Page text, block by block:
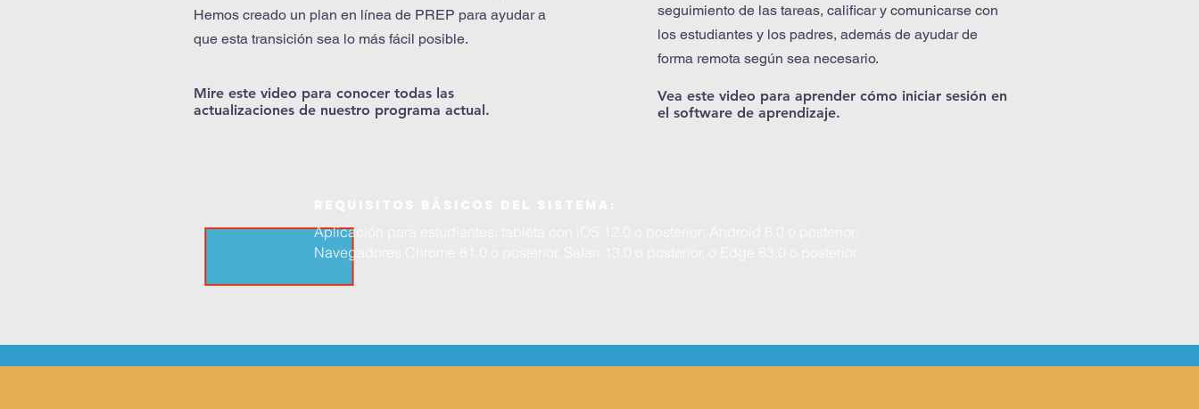
Hemos creado un plan en línea de PREP para ayudar a
que esta transición sea lo más fácil posible.
Mire este video para conocer todas las
actualizaciones de nuestro programa actual.
seguimiento de las tareas, calificar y comunicarse con
los estudiantes y los padres, además de ayudar de
forma remota según sea necesario.
Vea este video para aprender cómo iniciar sesión en
el software de aprendizaje.
Aplicación para estudiantes: tableta con iOS 12.0 o posterior; Android 6.0 o posterior;
Navegadores Chrome 81.0 o posterior, Safari 13.0 o posterior, o Edge 83.0 o posterior.